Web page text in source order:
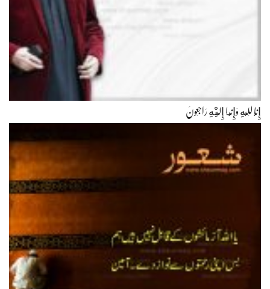
إِنَّا لِلّهِ وَإِنَّـا إِلَيْهِ رَاجِعونَ